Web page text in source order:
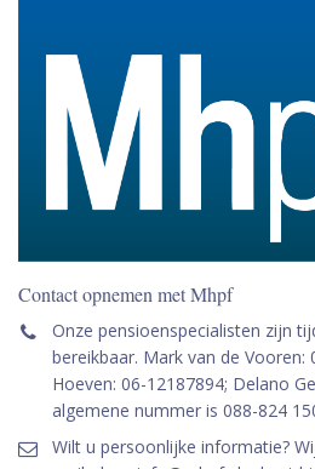
Contact opnemen met Mhpf
Onze pensioenspecialisten zijn
bereikbaar. Mark van de Vooren:
Hoeven: 06-12187894; Delano
algemene nummer is 088-824
Wilt u persoonlijke informatie?